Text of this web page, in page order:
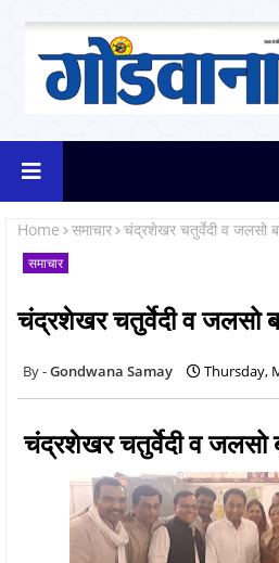
Home समाचार चंद्रशेखर चतुर्वेदी व जलसो
समाचार
चंद्रशेखर चतुर्वेदी व जलसो
Gondwana Samay Thursday,
चंद्रशेखर चतुर्वेदी व जलसो